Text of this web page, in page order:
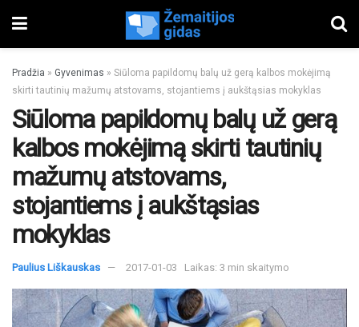
Pradžia » Gyvenimas » Siūloma papildomų balų už gerą kalbos mokėjimą
skirti tautinių mažumų atstovams, stojantiems į aukštąsias mokyklas
Siūloma papildomų balų už gerą
kalbos mokėjimą skirti tautinių
mažumų atstovams,
stojantiems į aukštąsias
mokyklas
Paulius Liškauskas 2017-01-03 Laikas: 3 min skaitymo